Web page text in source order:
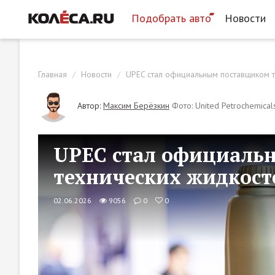
Подобрать авто Новости
Главная Новости UPEC стал официальным поставщиком
Автор: Максим Берёзкин Фото: United
UPEC стал
технических
02.06.2026 9056 0 0